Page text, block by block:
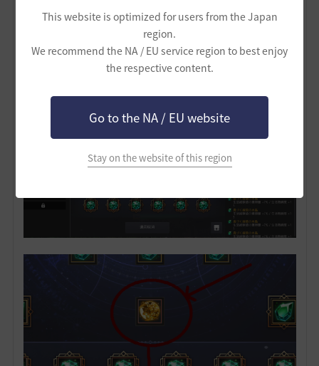
This website is optimized for users from the Japan
region.
We recommend the NA / EU service region to best enjoy
the respective content.
Go to the NA / EU website
Stay on the website of this region
ことで水晶セットに保存ができ、さらに「適用」を押す
ことで装備することができます。